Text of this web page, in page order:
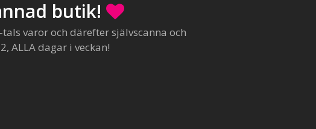
butik!
varor och därefter självscanna och
ALLA dagar i veckan!